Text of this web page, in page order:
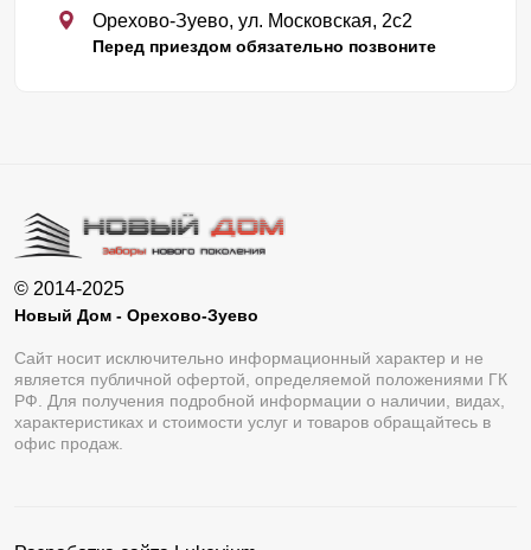
Орехово-Зуево, ул. Московская, 2с2
Перед приездом обязательно позвоните
© 2014-2025
Новый Дом - Орехово-Зуево
Сайт носит исключительно информационный характер и не
является публичной офертой, определяемой положениями ГК
РФ. Для получения подробной информации о наличии, видах,
характеристиках и стоимости услуг и товаров обращайтесь в
офис продаж.